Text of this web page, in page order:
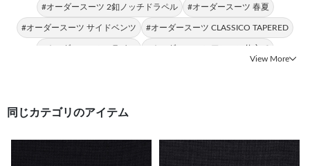
#オーダースーツ 2釦ノッチドラペル #オーダースーツ 春夏
#オーダースーツ サイドベンツ #オーダースーツ CLASSICO TAPERED
#オーダースーツ Aライン #オーダースーツ アンコン仕立て
View More
同じカテゴリのアイテム